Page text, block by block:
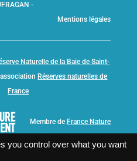
-
Mentions légales
Naturelle de la Baie de Saint-
Réserves naturelles de
France
Membre de France Nature
you control over what you want